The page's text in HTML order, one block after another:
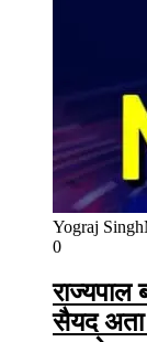
Yograj Singh
0
राज्यपाल
सैयद अता